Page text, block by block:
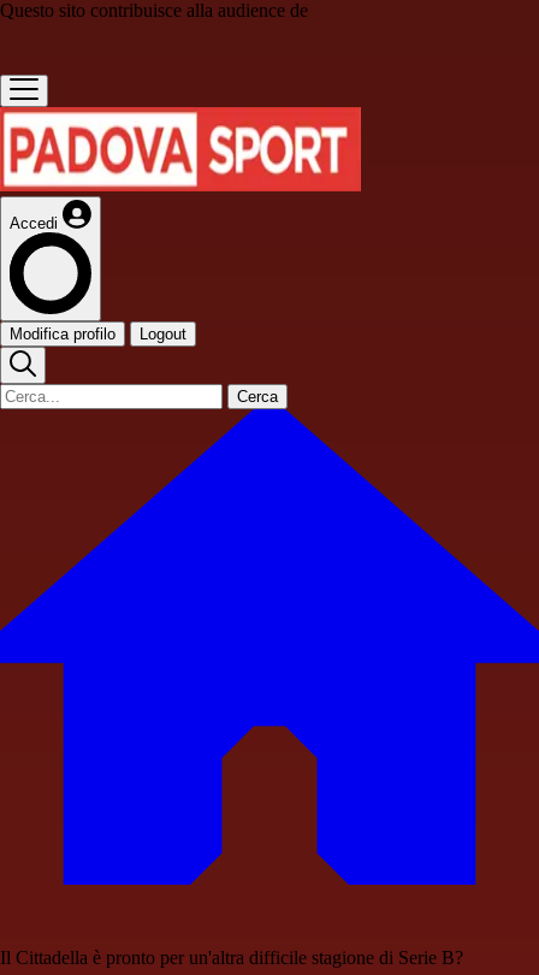
Questo sito contribuisce alla audience de
Accedi
Modifica profilo Logout
Cerca
Il Cittadella è pronto per un'altra difficile stagione di Serie B?